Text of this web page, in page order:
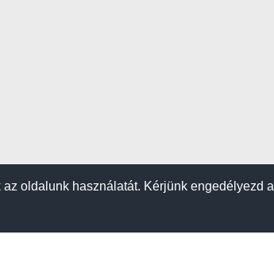
oldalunk használatát. Kérjünk engedélyezd a